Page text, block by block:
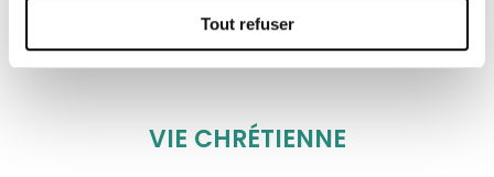
Tout refuser
JDS.tv
Nos émissions
Toutes nos vidéos
VIE CHRÉTIENNE